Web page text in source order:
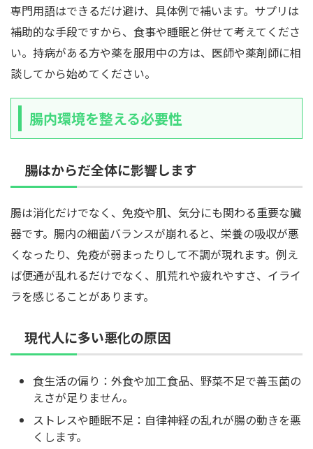
専門用語はできるだけ避け、具体例で補います。サプリは
補助的な手段ですから、食事や睡眠と併せて考えてくださ
い。持病がある方や薬を服用中の方は、医師や薬剤師に相
談してから始めてください。
腸内環境を整える必要性
腸はからだ全体に影響します
腸は消化だけでなく、免疫や肌、気分にも関わる重要な臓
器です。腸内の細菌バランスが崩れると、栄養の吸収が悪
くなったり、免疫が弱まったりして不調が現れます。例え
ば便通が乱れるだけでなく、肌荒れや疲れやすさ、イライ
ラを感じることがあります。
現代人に多い悪化の原因
食生活の偏り：外食や加工食品、野菜不足で善玉菌の
えさが足りません。
ストレスや睡眠不足：自律神経の乱れが腸の動きを悪
くします。